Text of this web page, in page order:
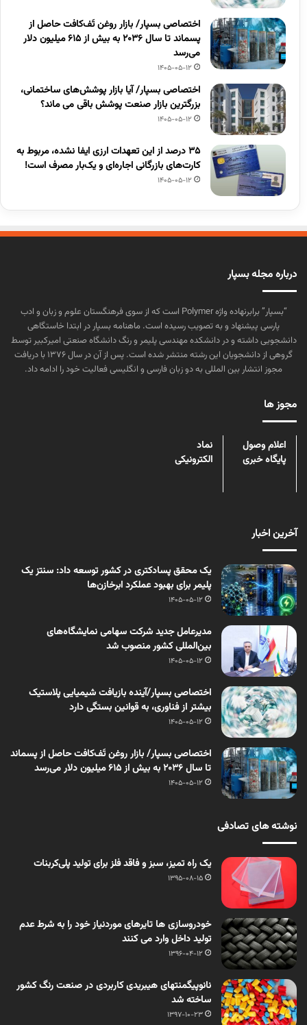
اختصاصی بسپار/ بازار روغن تَف‌کافت حاصل از
پسماند تا سال ۲۰۳۶ به بیش از ۶۱۵ میلیون دلار
می‌رسد
1405-05-12
اختصاصی بسپار/ آیا بازار پوشش‌های ساختمانی،
بزرگترین بازار صنعت پوشش باقی می ماند؟
1405-05-12
۳۵ درصد از این تعهدات ارزی ایفا نشده، مربوط به
کارت‌های بازرگانی اجاره‌ای و یک‌بار مصرف است!
1405-05-12
درباره مجله بسپار
“بسپار” برابرنهاده واژه Polymer است که از سوی فرهنگستان علوم و زبان و ادب
پارسی پیشنهاد و به تصویب رسیده است. ماهنامه بسپار در ابتدا خاستگاهی
دانشجویی داشته و در دانشکده مهندسی پلیمر و رنگ دانشگاه صنعتی امیرکبیر توسط
گروهی از دانشجویان این رشته منتشر شده است. پس از آن در سال ۱۳۷۶ با دریافت
مجوز انتشار بین المللی به دو زبان فارسی و انگلیسی فعالیت خود را ادامه داد.
مجوز ها
اعلام وصول
پایگاه خبری
نماد
الکترونیکی
آخرین اخبار
یک محقق پسادکتری در کشور توسعه داد: سنتز یک
پلیمر برای بهبود عملکرد ابرخازن‌ها
1405-05-12
مدیرعامل جدید شرکت سهامی نمایشگاه‌های
بین‌المللی کشور منصوب شد
1405-05-12
اختصاصی بسپار/آینده بازیافت شیمیایی پلاستیک
بیشتر از فناوری، به قوانین بستگی دارد
1405-05-12
اختصاصی بسپار/ بازار روغن تَف‌کافت حاصل از پسماند
تا سال ۲۰۳۶ به بیش از ۶۱۵ میلیون دلار می‌رسد
1405-05-12
نوشته های تصادفی
یک راه تمیز، سبز و فاقد فلز برای تولید پلی‌کربنات
1395-08-15
خودروسازی ها تایرهای موردنیاز خود را به شرط عدم
تولید داخل وارد می کنند
1396-04-12
نانوپیگمنتهای هیبریدی کاربردی در صنعت رنگ کشور
ساخته شد
1397-10-23